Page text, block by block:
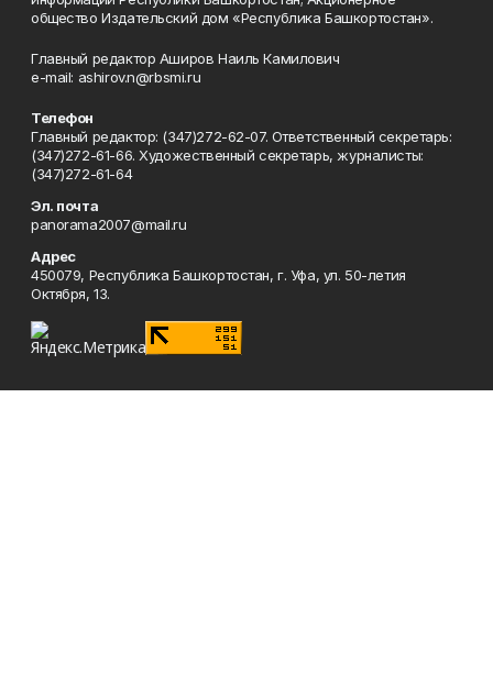
общество Издательский дом «Республика Башкортостан».
Главный редактор Аширов Наиль Камилович
e-mail: ashirov.n@rbsmi.ru
Телефон
Главный редактор: (347)272-62-07. Ответственный секретарь:
(347)272-61-66. Художественный секретарь, журналисты:
(347)272-61-64
Эл. почта
panorama2007@mail.ru
Адрес
450079, Республика Башкортостан, г. Уфа, ул. 50-летия
Октября, 13.